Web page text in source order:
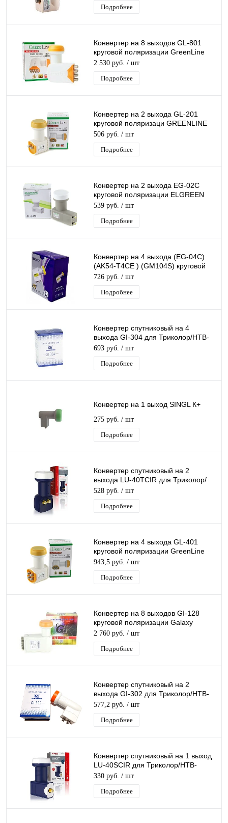
Подробнее
Конвертер на 8 выходов GL-801
круговой поляризации GreenLine
Octo К+ 8 для Триколор/НТВ-Плюс
2 530 руб. / шт
Подробнее
Конвертер на 2 выхода GL-201
круговой поляризаци GREENLINE
TWIN для Триколор/НТВ-Плюс
506 руб. / шт
Подробнее
Конвертер на 2 выхода EG-02C
круговой поляризации ELGREEN
TWIN дляТриколор/НТВ-Плюс
539 руб. / шт
Подробнее
Конвертер на 4 выхода (EG-04C)
(AK54-T4CE ) (GM104S) круговой
поляризации QUAD дляТриколор/
НТВ
726 руб. / шт
Подробнее
Конвертер спутниковый на 4
выхода GI-304 для Триколор/НТВ-
Плюс круговой поляризации Galaxy
Innovatio
693 руб. / шт
Подробнее
Конвертер на 1 выход SINGL К+
275 руб. / шт
Подробнее
Конвертер спутниковый на 2
выхода LU-40TCIR для Триколор/
НТВ-Плюс круговой поляризации
Lumax
528 руб. / шт
Подробнее
Конвертер на 4 выхода GL-401
круговой поляризации GreenLine
QUAD К+ 4 дляТриколор/НТВ-Плюс
943,5 руб. / шт
Подробнее
Конвертер на 8 выходов GI-128
круговой поляризации Galaxy
Innovations К+ 8 дляТриколор/НТВ-
Плюс
2 760 руб. / шт
Подробнее
Конвертер спутниковый на 2
выхода GI-302 для Триколор/НТВ-
Плюс круговой поляризации Galaxy
Innovatio
577,2 руб. / шт
Подробнее
Конвертер спутниковый на 1 выход
LU-40SCIR для Триколор/НТВ-
Плюс круговой поляризации Lumax
330 руб. / шт
Подробнее